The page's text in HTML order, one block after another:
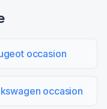
occasion
occasion